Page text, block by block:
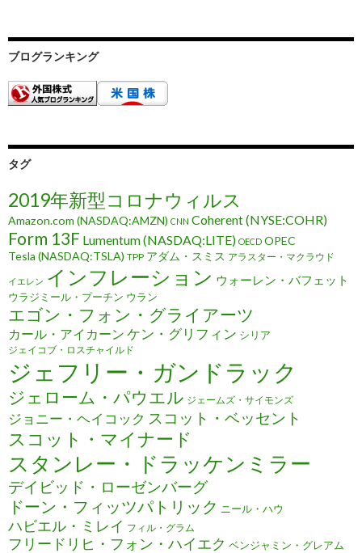
ブログランキング
タグ
2019年新型コロナウィルス
Amazon.com (NASDAQ:AMZN) CNN Coherent (NYSE:COHR)
Form 13F Lumentum (NASDAQ:LITE) OECD OPEC
Tesla (NASDAQ:TSLA) TPP アダム・スミス アラスター・マクラウド
イエレン インフレーション ウォーレン・バフェット
ウラジミール・プーチン ウラン
エゴン・フォン・グライアーツ
カール・アイカーン ケン・グリフィン シリア
ジェイコブ・ロスチャイルド
ジェフリー・ガンドラック
ジェローム・パウエル ジェームズ・サイモンズ
ジョニー・ヘイコック スコット・ベッセント
スコット・マイナード
スタンレー・ドラッケンミラー
デイビッド・ローゼンバーグ
ドーン・フィッツパトリック ニール・ハウ
ハビエル・ミレイ フィル・グラム
フリードリヒ・フォン・ハイエク ベンジャミン・グレアム